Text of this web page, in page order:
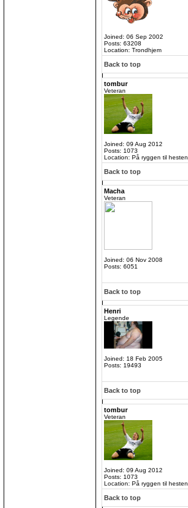
Joined: 06 Sep 2002
Posts: 63208
Location: Trondhjem
Back to top
tombur
Veteran
Joined: 09 Aug 2012
Posts: 1073
Location: På ryggen til hesten
Back to top
Macha
Veteran
Joined: 06 Nov 2008
Posts: 6051
Back to top
Henri
Legende
Joined: 18 Feb 2005
Posts: 19493
Back to top
tombur
Veteran
Joined: 09 Aug 2012
Posts: 1073
Location: På ryggen til hesten
Back to top